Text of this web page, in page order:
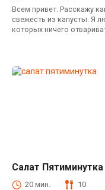
Всем привет. Расскажу
свежесть из капусты. Я
которых ничего
Салаты с пекинской капустой
Салат
20 мин. 10